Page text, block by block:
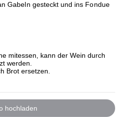
Gabeln gesteckt und ins Fondue
mitessen, kann der Wein durch
werden.
Brot ersetzen.
hochladen